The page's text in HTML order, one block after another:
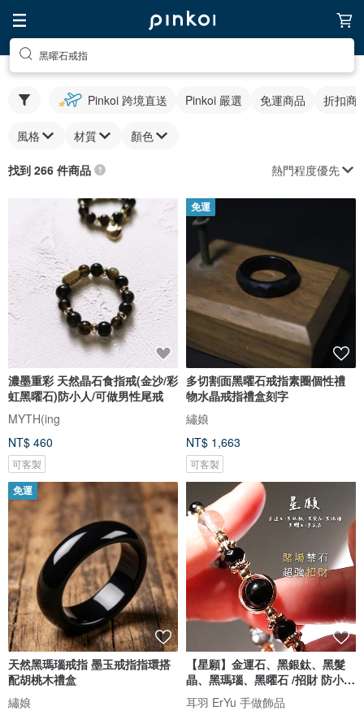
黑曜石戒指
Pinkoi 跨境直送 Pinkoi 嚴選 免運商品 折扣商
風格 材質 顏色
找到 266 件商品 熱門程度優先
濃墨重彩 天然晶石食指戒(金沙/彩
虹黑曜石)防小人/可做男性尾戒
MYTH(ing
NT$ 460
可客製
免運
多切割面黑曜石戒指素圈個性禮
物水晶戒指禮盒刻字
繡娘
NT$ 1,663
可客製
免運
天然黑瑪瑙戒指 墨玉戒指指環搭
配胡桃木禮盒
繡娘
【星願】金運石、黑銀鈦、黑髮
晶、黑瑪瑙、黑曜石 /招財 防小
人/
耳羽 ErYu 手做飾品